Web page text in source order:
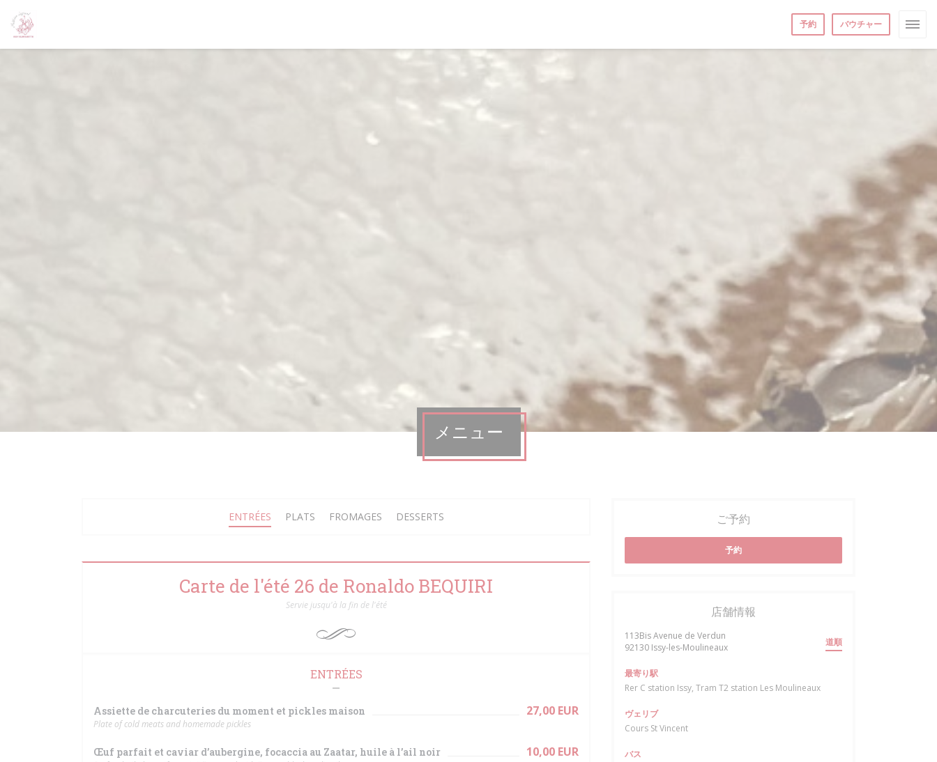
予約 バウチャー
メニュー
ENTRÉES PLATS FROMAGES DESSERTS
Carte de l'été 26 de Ronaldo BEQUIRI
Servie jusqu'à la fin de l'été
ENTRÉES
Assiette de charcuteries du moment et pickles maison 27,00 EUR
Plate of cold meats and homemade pickles
Œuf parfait et caviar d’aubergine, focaccia au Zaatar, huile à l’ail noir 10,00 EUR
ご予約
予約
店舗情報
113Bis Avenue de Verdun
92130 Issy-les-Moulineaux((新しいウィンドウで開きます))
道順
最寄り駅
Rer C station Issy, Tram T2 station Les Moulineaux
ヴェリブ
Cours St Vincent
バス